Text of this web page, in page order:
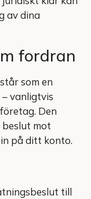
av dina
fordran
som en
vanligtvis
Den
mot
på ditt konto.
till